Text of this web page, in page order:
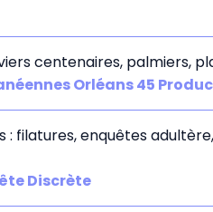
centenaires, palmiers,
Orléans 45
filatures, enquêtes
Discrète